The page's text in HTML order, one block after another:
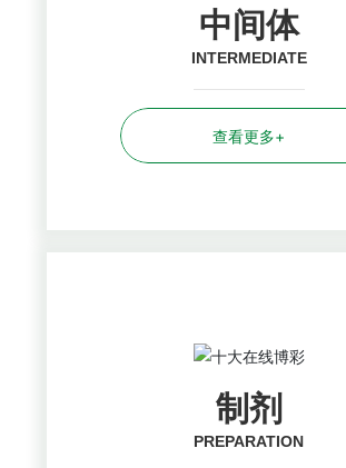
中间体
INTERMEDIATE
查看更多+
制剂
PREPARATION